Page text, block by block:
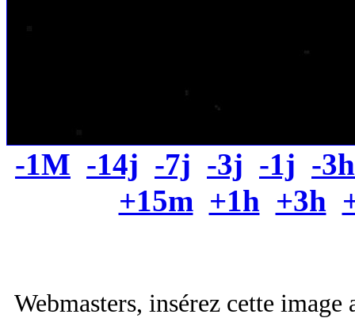
-1M -14j -7j -3j -1j -3h
+15m +1h +3h
Webmasters, insérez cette